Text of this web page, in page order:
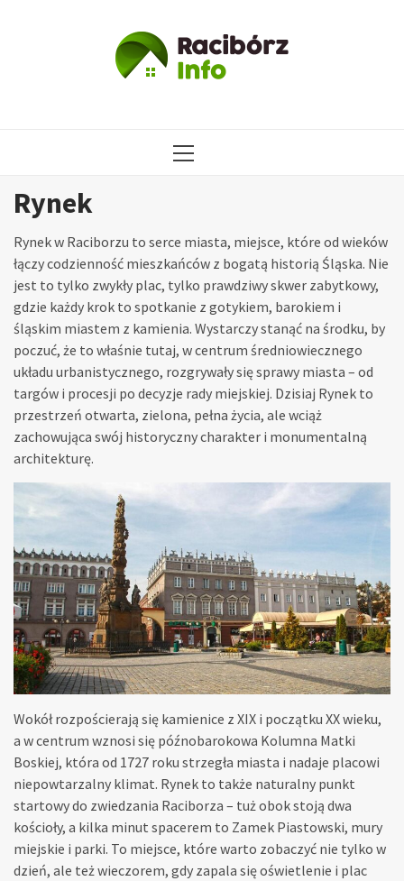
MENU
Rynek
Rynek w Raciborzu to serce miasta, miejsce, które od wieków
łączy codzienność mieszkańców z bogatą historią Śląska. Nie
jest to tylko zwykły plac, tylko prawdziwy skwer zabytkowy,
gdzie każdy krok to spotkanie z gotykiem, barokiem i
śląskim miastem z kamienia. Wystarczy stanąć na środku, by
poczuć, że to właśnie tutaj, w centrum średniowiecznego
układu urbanistycznego, rozgrywały się sprawy miasta – od
targów i procesji po decyzje rady miejskiej. Dzisiaj Rynek to
przestrzeń otwarta, zielona, pełna życia, ale wciąż
zachowująca swój historyczny charakter i monumentalną
architekturę.
Wokół rozpościerają się kamienice z XIX i początku XX wieku,
a w centrum wznosi się późnobarokowa Kolumna Matki
Boskiej, która od 1727 roku strzegła miasta i nadaje placowi
niepowtarzalny klimat. Rynek to także naturalny punkt
startowy do zwiedzania Raciborza – tuż obok stoją dwa
kościoły, a kilka minut spacerem to Zamek Piastowski, mury
miejskie i parki. To miejsce, które warto zobaczyć nie tylko w
dzień, ale też wieczorem, gdy zapala się oświetlenie i plac